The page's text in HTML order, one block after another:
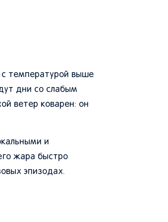
температурой выше
дни со слабым
ветер коварен: он
и
жара быстро
эпизодах.